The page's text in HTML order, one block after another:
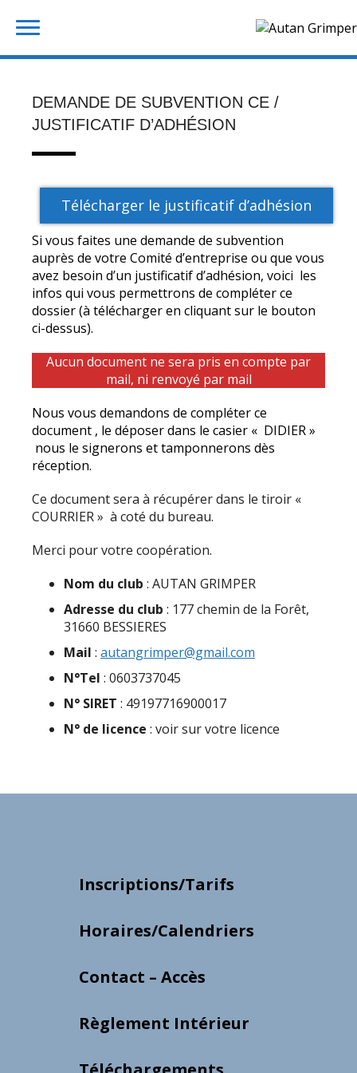
DEMANDE DE SUBVENTION CE /
JUSTIFICATIF D’ADHÉSION
Télécharger le justificatif d’adhésion
Si vous faites une demande de subvention
auprès de votre Comité d’entreprise ou que vous
avez besoin d’un justificatif d’adhésion, voici les
infos qui vous permettrons de compléter ce
dossier (à télécharger en cliquant sur le bouton
ci-dessus).
Aucun document ne sera pris en compte par
mail, ni renvoyé par mail
Nous vous demandons de compléter ce
document , le déposer dans le casier « DIDIER »
nous le signerons et tamponnerons dès
réception.
Ce document sera à récupérer dans le tiroir «
COURRIER » à coté du bureau.
Merci pour votre coopération.
Nom du club : AUTAN GRIMPER
Adresse du club : 177 chemin de la Forêt,
31660 BESSIERES
Mail : autangrimper@gmail.com
N°Tel : 0603737045
N° SIRET : 49197716900017
N° de licence : voir sur votre licence
Inscriptions/Tarifs
Horaires/Calendriers
Contact – Accès
Règlement Intérieur